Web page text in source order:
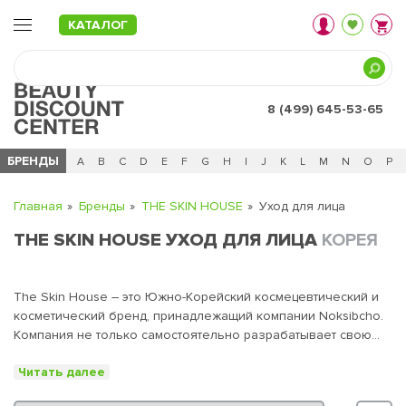
КАТАЛОГ
8 (499) 645-53-65
БРЕНДЫ
Ч 0 - 9 A B C D E F G H I J K L M N O P
Главная Бренды THE SKIN HOUSE Уход для лица
THE SKIN HOUSE УХОД ДЛЯ ЛИЦА КОРЕЯ
The Skin House – это Южно-Корейский космецевтический и
косметический бренд, принадлежащий компании Noksibcho.
Компания не только самостоятельно разрабатывает свою
отличную команду исследователей, благодаря чему эта
Читать далее